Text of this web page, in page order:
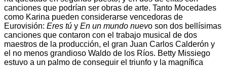
canciones que podrían ser obras de arte. Tanto Mocedades
como Karina pueden considerarse vencedoras de
Eurovisión: Eres tú y En un mundo nuevo son dos bellísimas
canciones que contaron con el trabajo musical de dos
maestros de la producción, el gran Juan Carlos Calderón y
el no menos grandioso Waldo de los Ríos. Betty Missiego
estuvo a un palmo de conseguir el triunfo y la magnífica